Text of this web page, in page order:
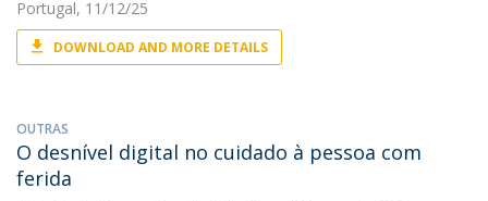
Portugal, 11/12/25
DOWNLOAD AND MORE DETAILS
OUTRAS
O desnível digital no cuidado à pessoa com
ferida